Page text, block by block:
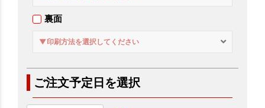
裏面
▼印刷方法を選択してください
ご注文予定日を選択